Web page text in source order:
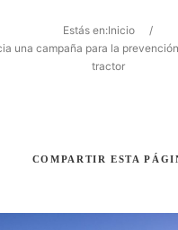
Buscar
Estás en:Inicio
/
una campaña para la
tractor
COMPARTIR ESTA